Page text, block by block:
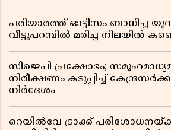
പരിയാരത്ത് ഓട്ടിസം ബാധിച്ച
വീട്ടുപറമ്പിൽ മരിച്ച നിലയിൽ
സിജെപി പ്രക്ഷോഭം;
നിരീക്ഷണം കടുപ്പിച്ച്
നിർദേശം
റെയിൽവേ ട്രാക്ക്